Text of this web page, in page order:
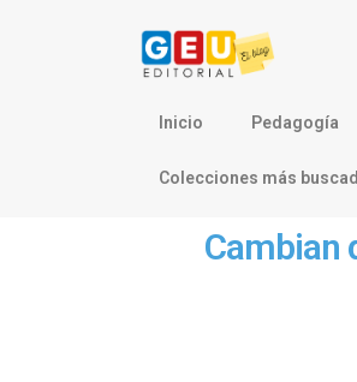
Inicio Pedagogía
Colecciones más
Cambian